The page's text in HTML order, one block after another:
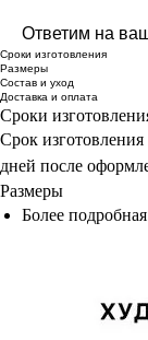
Ответим на
Сроки изготовления
Размеры
Состав и уход
Доставка и оплата
Сроки
Срок
дней после
Размеры
Более